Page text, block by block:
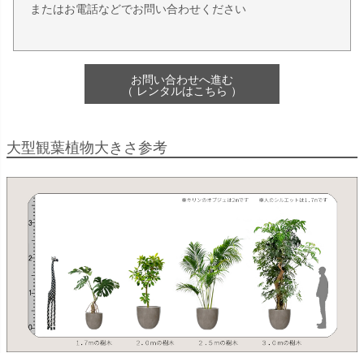
またはお電話などでお問い合わせください
お問い合わせへ進む
（ レンタルはこちら ）
大型観葉植物大きさ参考